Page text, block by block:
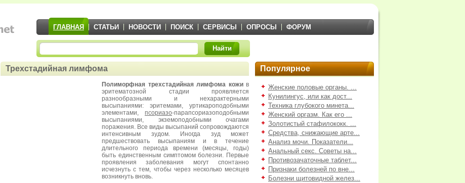
ГЛАВНАЯ СТАТЬИ НОВОСТИ ПОИСК СЕРВИСЫ ОПРОСЫ ФОРУМ
Найти
Трехстадийная лимфома
Полиморфная трехстадийная лимфома кожив
эритематозной стадии проявляется
разнообразными и нехарактерными
высыпаниями: эритемами, уртикароподобными
элементами, псориазо-парапсориазоподобными
высыпаниями, экземоподобными очагами
поражения. Все виды высыпаний сопровождаются
интенсивным зудом. Иногда зуд может
предшествовать высыпаниям и в течение
длительного периода времени (месяцы, годы)
быть единственным симптомом болезни. Первые
проявления заболевания могут спонтанно
исчезнуть с тем, чтобы через несколько месяцев
возникнуть вновь.
Популярное
Женские половые органы. ...
Кунилингус, или как дост...
Техника глубокого минета...
Женский оргазм. Как его ...
Золотистый стафилококк. ...
Средства, снижающие арте...
Анализ мочи. Показатели...
Анальный секс. Советы на...
Противозачаточные таблет...
Признаки болезней по вне...
Болезни щитовидной желез...